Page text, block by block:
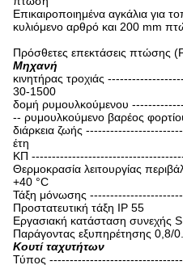
Επικαιροποιημένα αγκάλια για
κυλιόμενο αρθρό και 200 mm
Πρόσθετες επεκτάσεις πτώσης
Μηχανή
κινητήρας τροχιάς
30-1500
δομή ρυμουλκούμενου
-- ρυμουλκούμενο βαρέος
διάρκεια ζωής
έτη
ΚΠ
Θερμοκρασία λειτουργίας
+40 °C
Τάξη μόνωσης
Προστατευτική τάξη IP 55
Εργασιακή κατάσταση συνεχής S
Παράγοντας εξυπηρέτησης 0,8/
Κουτί ταχυτήτων
Τύπος